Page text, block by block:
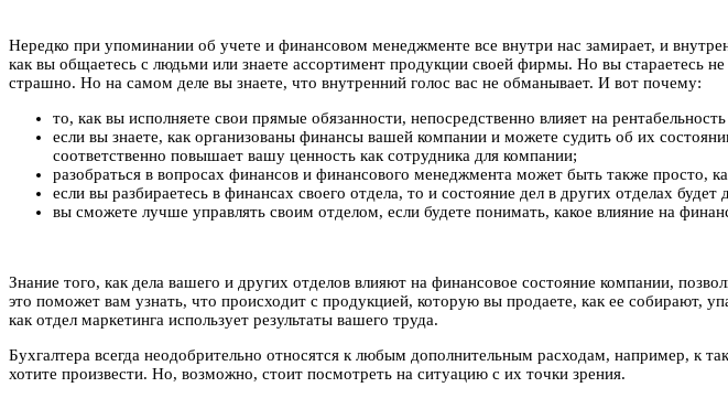
Нередко при упоминании об учете и финансовом менеджменте все внутри нас замирает, и
как вы общаетесь с людьми или знаете ассортимент продукции своей фирмы. Но вы стараетесь
страшно. Но на самом деле вы знаете, что внутренний голос вас не обманывает. И вот почему:
то, как вы исполняете свои прямые обязанности, непосредственно влияет на
если вы знаете, как организованы финансы вашей компании и можете судить об их
соответственно повышает вашу ценность как сотрудника для компании;
разобраться в вопросах финансов и финансового менеджмента может быть также просто,
если вы разбираетесь в финансах своего отдела, то и состояние дел в других отделах будет
вы сможете лучше управлять своим отделом, если будете понимать, какое влияние на
Знание того, как дела вашего и других отделов влияют на финансовое состояние компании,
это поможет вам узнать, что происходит с продукцией, которую вы продаете, как ее собирают,
как отдел маркетинга использует результаты вашего труда.
Бухгалтера всегда неодобрительно относятся к любым дополнительным расходам, например, к
хотите произвести. Но, возможно, стоит посмотреть на ситуацию с их точки зрения.